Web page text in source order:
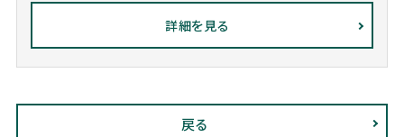
詳細を見る
戻る